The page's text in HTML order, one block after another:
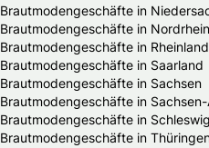
Brautmodengeschäfte in
Brautmodengeschäfte in
Brautmodengeschäfte in
Brautmodengeschäfte in Saarland
Brautmodengeschäfte in Sachsen
Brautmodengeschäfte in
Brautmodengeschäfte in
Brautmodengeschäfte in